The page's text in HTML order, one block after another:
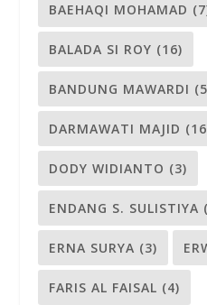
BAEHAQI MOHAMAD
BALADA SI ROY (16)
BANDUNG MAWARDI
DARMAWATI MAJID
DODY WIDIANTO (3)
ENDANG S. SULISTIYA
ERNA SURYA (3)
FARIS AL FAISAL (4)